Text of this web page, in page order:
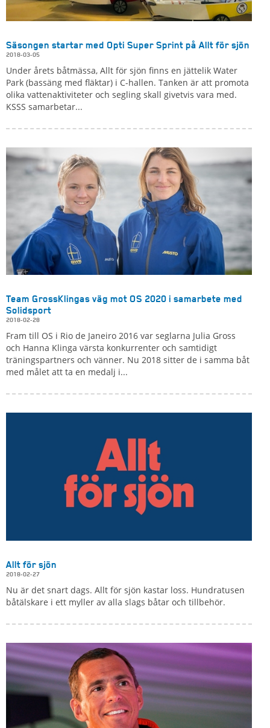
Säsongen startar med Opti Super Sprint på Allt för sjön
2018-03-05
Under årets båtmässa, Allt för sjön finns en jättelik Water
Park (bassäng med fläktar) i C-hallen. Tanken är att promota
olika vattenaktiviteter och segling skall givetvis vara med.
KSSS samarbetar...
Team GrossKlingas väg mot OS 2020 i samarbete med
Solidsport
2018-02-28
Fram till OS i Rio de Janeiro 2016 var seglarna Julia Gross
och Hanna Klinga värsta konkurrenter och samtidigt
träningspartners och vänner. Nu 2018 sitter de i samma båt
med målet att ta en medalj i...
Allt för sjön
2018-02-27
Nu är det snart dags. Allt för sjön kastar loss. Hundratusen
båtälskare i ett myller av alla slags båtar och tillbehör.